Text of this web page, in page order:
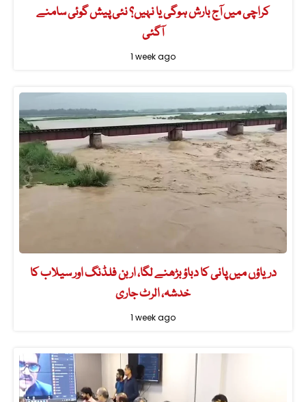
کراچی میں آج بارش ہوگی یا نہیں؟ نئی پیش گوئی سامنے
آگئی
1 week ago
دریاؤں میں پانی کا دباؤ بڑھنے لگا، اربن فلڈنگ اور سیلاب کا
خدشہ، الرٹ جاری
1 week ago